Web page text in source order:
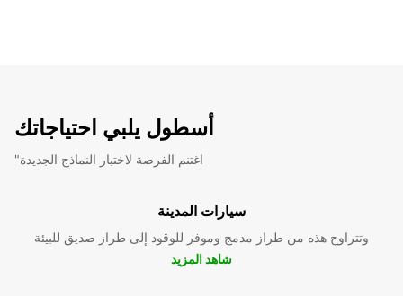
أسطول يلبي احتياجاتك
"اغتنم الفرصة لاختبار النماذج الجديدة
سيارات المدينة
وتتراوح هذه من طراز مدمج وموفر للوقود إلى طراز صديق للبيئة
شاهد المزيد